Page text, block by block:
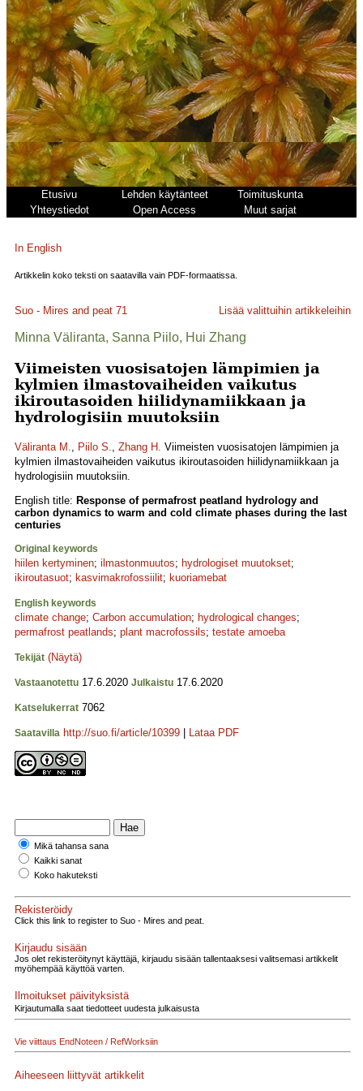
Etusivu Lehden käytänteet
Toimituskunta
Yhteystiedot
Open Access Muut sarjat
In English
Artikkelin koko teksti on saatavilla vain PDF-formaatissa.
Suo - Mires and peat 71 Lisää valittuihin artikkeleihin
Minna Väliranta, Sanna Piilo, Hui Zhang
Viimeisten vuosisatojen lämpimien ja
kylmien ilmastovaiheiden vaikutus
ikiroutasoiden hiilidynamiikkaan ja
hydrologisiin muutoksiin
Väliranta M., Piilo S., Zhang H. Viimeisten vuosisatojen lämpimien ja
kylmien ilmastovaiheiden vaikutus ikiroutasoiden hiilidynamiikkaan ja
hydrologisiin muutoksiin.
English title: Response of permafrost peatland hydrology and
carbon dynamics to warm and cold climate phases during the last
centuries
Original keywords
hiilen kertyminen; ilmastonmuutos; hydrologiset muutokset;
ikiroutasuot; kasvimakrofossiilit; kuoriamebat
English keywords
climate change; Carbon accumulation; hydrological changes;
permafrost peatlands; plant macrofossils; testate amoeba
Tekijät (Näytä)
Vastaanotettu 17.6.2020 Julkaistu 17.6.2020
Katselukerrat 7062
Saatavilla http://suo.fi/article/10399 Lataa PDF
Mikä tahansa sana
Kaikki sanat
Koko hakuteksti
Rekisteröidy
Click this link to register to Suo - Mires and peat.
Kirjaudu sisään
Jos olet rekisteröitynyt käyttäjä, kirjaudu sisään tallentaaksesi valitsemasi artikkelit
myöhempää käyttöä varten.
Ilmoitukset päivityksistä
Kirjautumalla saat tiedotteet uudesta julkaisusta
Vie viittaus EndNoteen / RefWorksiin
Aiheeseen liittyvät artikkelit